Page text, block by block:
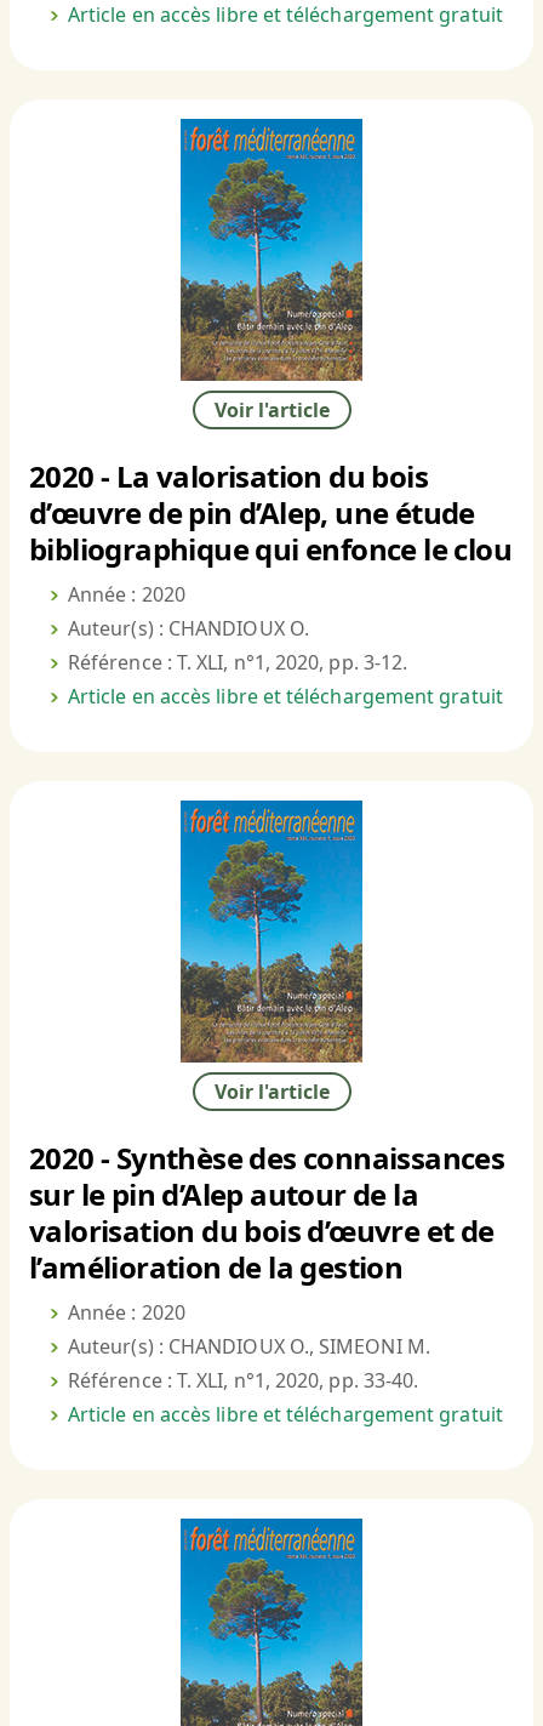
Article en accès libre et téléchargement gratuit
Voir l'article
2020 - La valorisation du bois
d’œuvre de pin d’Alep, une étude
bibliographique qui enfonce le clou
Année : 2020
Auteur(s) : CHANDIOUX O.
Référence : T. XLI, n°1, 2020, pp. 3-12.
Article en accès libre et téléchargement gratuit
Voir l'article
2020 - Synthèse des connaissances
sur le pin d’Alep autour de la
valorisation du bois d’œuvre et de
l’amélioration de la gestion
Année : 2020
Auteur(s) : CHANDIOUX O., SIMEONI M.
Référence : T. XLI, n°1, 2020, pp. 33-40.
Article en accès libre et téléchargement gratuit